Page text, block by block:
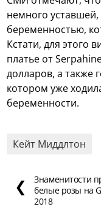
немного уставшей,
беременностью,
Кстати, для этого
платье от
долларов, а также
котором уже
беременности.
Кейт Миддлтон
❮
Знаменитости
белые розы на
2018